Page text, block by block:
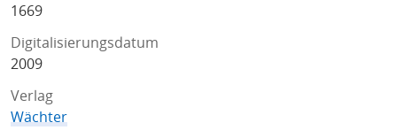
1669
Digitalisierungsdatum
2009
Verlag
Wächter